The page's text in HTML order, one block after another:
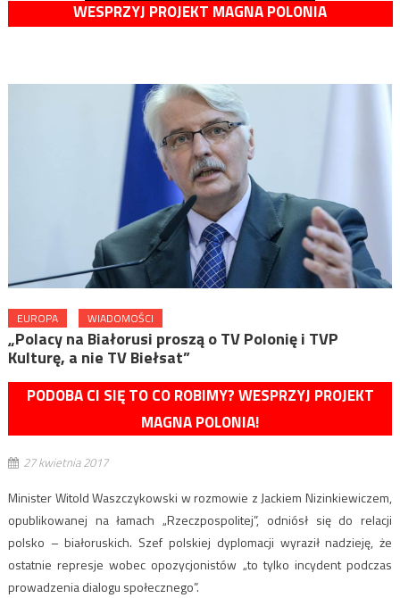
WESPRZYJ PROJEKT MAGNA POLONIA
EUROPA WIADOMOŚCI
„Polacy na Białorusi proszą o TV Polonię i TVP
Kulturę, a nie TV Biełsat”
PODOBA CI SIĘ TO CO ROBIMY? WESPRZYJ PROJEKT
MAGNA POLONIA!
27 kwietnia 2017
Minister Witold Waszczykowski w rozmowie z Jackiem Nizinkiewiczem,
opublikowanej na łamach „Rzeczpospolitej”, odniósł się do relacji
polsko – białoruskich. Szef polskiej dyplomacji wyraził nadzieję, że
ostatnie represje wobec opozycjonistów „to tylko incydent podczas
prowadzenia dialogu społecznego”.